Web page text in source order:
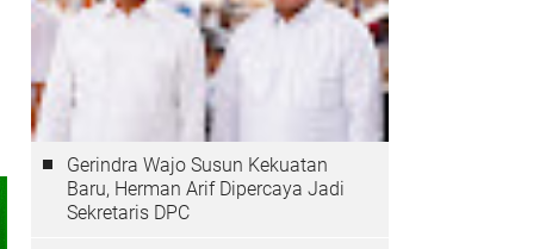
Gerindra Wajo Susun Kekuatan
Baru, Herman Arif Dipercaya Jadi
Sekretaris DPC